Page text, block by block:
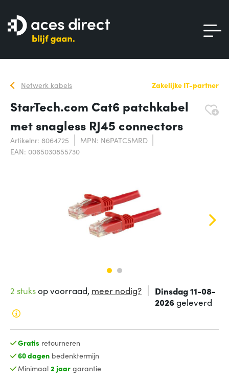
Netwerk kabels Zakelijke IT-partner
StarTech.com Cat6 patchkabel
met snagless RJ45 connectors
Artikelnr: 8064725
MPN: N6PATC5MRD
EAN: 0065030855730
2 stuksop voorraad, meer nodig?
Dinsdag 11-08-
2026geleverd
Gratis retourneren
60 dagenbedenktermijn
Minimaal 2 jaargarantie